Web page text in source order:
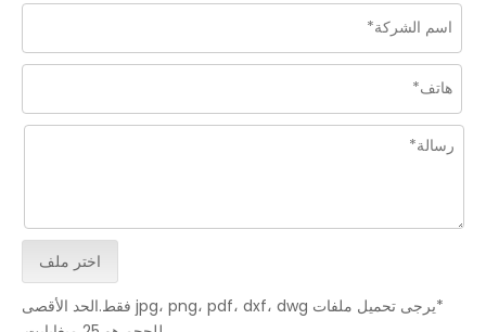
اختر ملف
*يرجى تحميل ملفات jpg، png، pdf، dxf، dwg فقط.الحد الأقصى